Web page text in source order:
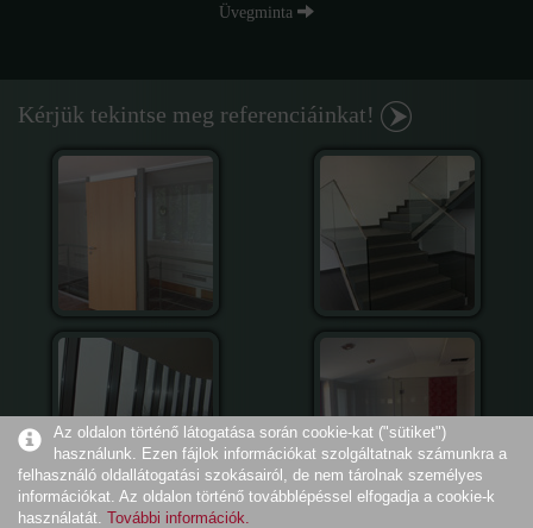
Üvegminta
Kérjük tekintse meg referenciáinkat!
Az oldalon történő látogatása során cookie-kat ("sütiket")
használunk. Ezen fájlok információkat szolgáltatnak számunkra a
felhasználó oldallátogatási szokásairól, de nem tárolnak személyes
információkat. Az oldalon történő továbblépéssel elfogadja a cookie-k
használatát. További információk.